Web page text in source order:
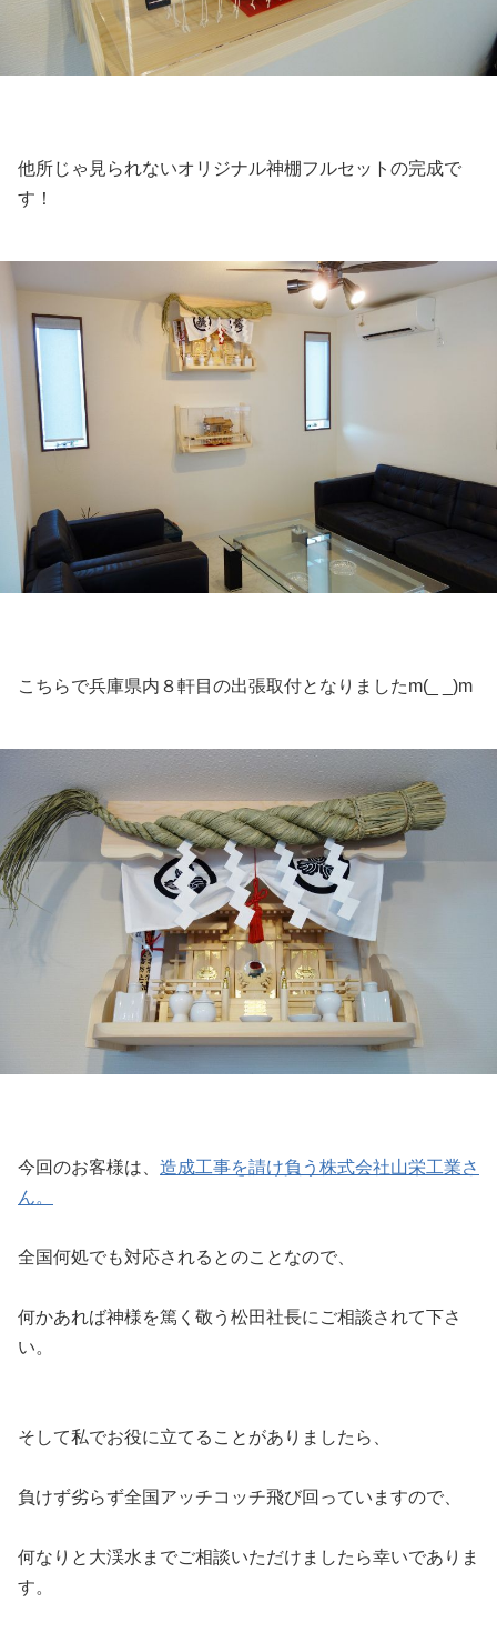
他所じゃ見られないオリジナル神棚フルセットの完成で
す！
こちらで兵庫県内８軒目の出張取付となりましたm(_ _)m
今回のお客様は、 造成工事を請け負う株式会社山栄工業さ
ん。
全国何処でも対応されるとのことなので、
何かあれば神様を篤く敬う松田社長にご相談されて下さ
い。
そして私でお役に立てることがありましたら、
負けず劣らず全国アッチコッチ飛び回っていますので、
何なりと大渓水までご相談いただけましたら幸いでありま
す。